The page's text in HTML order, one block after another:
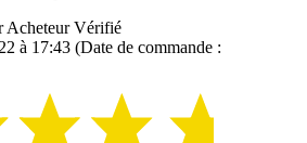
Acheteur Vérifié
à 17:43 (Date de commande :